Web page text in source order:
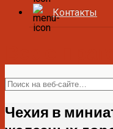
Контакты
Чехия в